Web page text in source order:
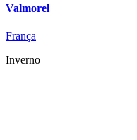
Valmorel
França
Inverno